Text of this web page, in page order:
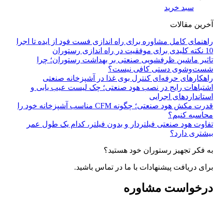
سبد خرید
آخرین مقالات
راهنمای کامل مشاوره برای راه اندازی فست فود از ایده تا اجرا
10 نکته کلیدی برای موفقیت در راه اندازی رستوران
تاثیر ماشین ظرفشویی صنعتی بر بهداشت رستوران؛ چرا
شست‌وشوی دستی کافی نیست؟
راهکارهای حرفه‌ای کنترل بوی غذا در آشپزخانه صنعتی
اشتباهات رایج در نصب هود صنعتی؛ چک لیست عیب یابی و
استانداردهای اجرایی
قدرت مکش هود صنعتی؛ چگونه CFM مناسب آشپزخانه خود را
محاسبه کنیم؟
تفاوت هود صنعتی فیلتردار و بدون فیلتر، کدام یک طول عمر
بیشتری دارد؟
به فکر تجهیز رستوران خود هستید؟
برای دریافت پیشنهادات با ما در تماس باشید.
درخواست مشاوره